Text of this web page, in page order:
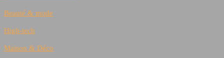
Beauté & mode
High-tech
Maison & Déco